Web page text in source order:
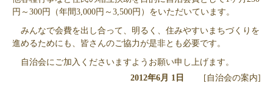
円～300円（年間3,000円～3,500円）をいただいています。
みんなで会費を出し合って、明るく、住みやすいまちづくりを
進めるためにも、皆さんのご協力が是非とも必要です。
自治会にご加入くださいますようお願い申し上げます。
2012年6月 1日
[自治会の案内]